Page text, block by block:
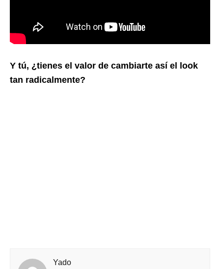
Y tú, ¿tienes el valor de cambiarte así el look
tan radicalmente?
Yado